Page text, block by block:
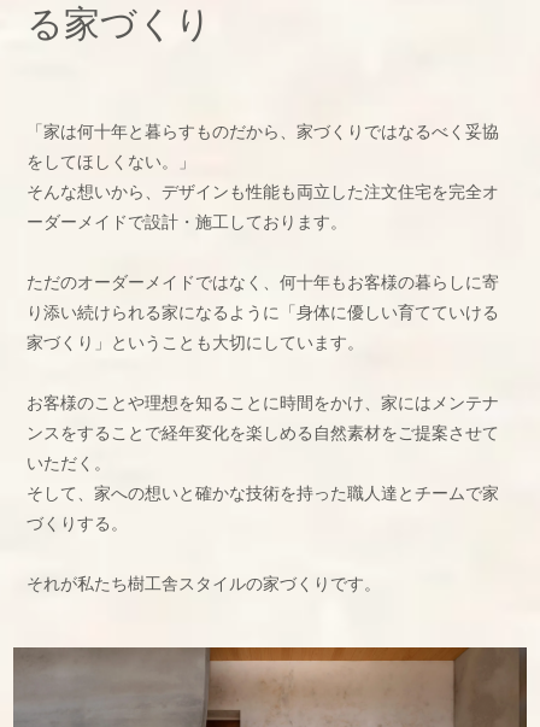
る家づくり
「家は何十年と暮らすものだから、家づくりではなるべく妥協
をしてほしくない。」
そんな想いから、デザインも性能も両立した注文住宅を完全オ
ーダーメイドで設計・施工しております。
ただのオーダーメイドではなく、何十年もお客様の暮らしに寄
り添い続けられる家になるように「身体に優しい育てていける
家づくり」ということも大切にしています。
お客様のことや理想を知ることに時間をかけ、家にはメンテナ
ンスをすることで経年変化を楽しめる自然素材をご提案させて
いただく。
そして、家への想いと確かな技術を持った職人達とチームで家
づくりする。
それが私たち樹工舎スタイルの家づくりです。